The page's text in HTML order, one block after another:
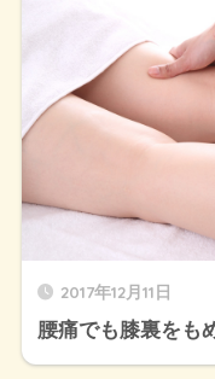
2017年12月11日
腰痛でも膝裏をも